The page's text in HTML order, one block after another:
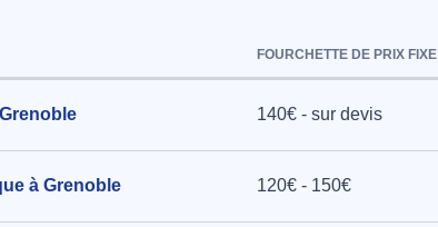
FOURCHETTE DE PRIX FIXE
140€ - sur devis
à Grenoble 120€ - 150€